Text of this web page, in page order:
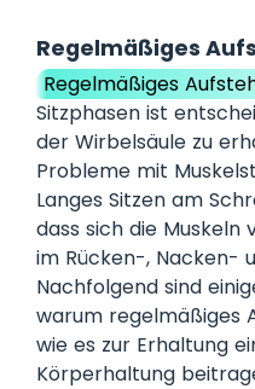
Regelmäßiges
Regelmäßiges
Sitzphasen ist
der Wirbelsäule zu
Probleme mit
Langes Sitzen am
dass sich die Muskeln
im Rücken-, Nacken-
Nachfolgend sind
warum regelmäßiges
wie es zur Erhaltung
Körperhaltung